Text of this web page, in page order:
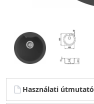
Használati útmutató